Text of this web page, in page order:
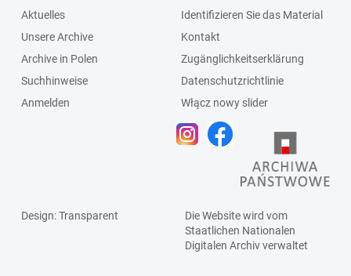
Aktuelles
Unsere Archive
Archive in Polen
Suchhinweise
Anmelden
Identifizieren Sie das Material
Kontakt
Zugänglichkeitserklärung
Datenschutzrichtlinie
Włącz nowy slider
Design: Transparent
Die Website wird vom
Staatlichen Nationalen
Digitalen Archivverwaltet